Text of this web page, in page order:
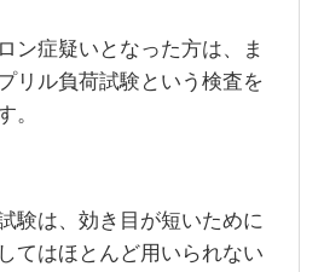
ン症疑いとなった方は、ま
リル負荷試験という検査を
。
験は、効き目が短いために
てはほとんど用いられない